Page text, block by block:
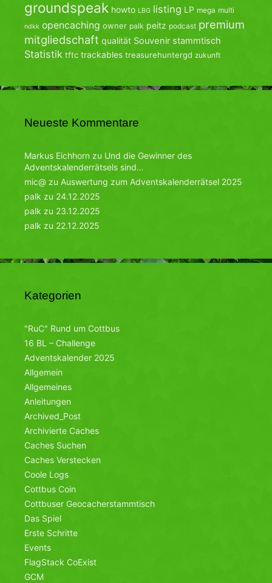
groundspeak howto LBG listing LP mega multi
ndkk opencaching owner palk peitz podcast premium
mitgliedschaft qualität Souvenir stammtisch
Statistik tftc trackables treasurehuntergd zukunft
Neueste Kommentare
Markus Eichhorn zu Und die Gewinner des
Adventskalenderrätsels sind…
mic@ zu Auswertung zum Adventskalenderrätsel 2025
palk zu 24.12.2025
palk zu 23.12.2025
palk zu 22.12.2025
Kategorien
"RuC" Rund um Cottbus
16 BL – Challenge
Adventskalender 2025
Allgemein
Allgemeines
Anleitungen
Archived_Post
Archivierte Caches
Caches Suchen
Caches Verstecken
Coole Logs
Cottbus Coin
Cottbuser Geocacherstammtisch
Das Spiel
Erste Schritte
Events
FlagStack CoExist
GCM